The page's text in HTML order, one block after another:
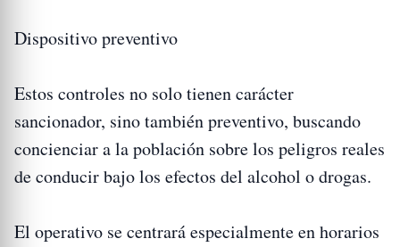
Dispositivo preventivo
Estos controles no solo tienen carácter
sancionador, sino también preventivo, buscando
concienciar a la población sobre los peligros reales
de conducir bajo los efectos del alcohol o drogas.
El operativo se centrará especialmente en horarios